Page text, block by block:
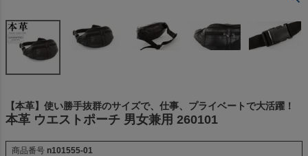
【本革】使い勝手抜群のサイズで、仕事、プライベートで大活躍！
本革 ウエストポーチ 男女兼用 260101
商品番号 n101555-01